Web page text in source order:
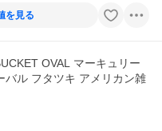
を見る
OVAL マーキュリー
バル フタツキ アメリカン雑